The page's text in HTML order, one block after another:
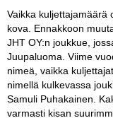
Vaikka kuljettajamäärä
kova. Ennakkoon
JHT OY:n joukkue,
Juupaluoma. Viime
nimeä, vaikka
nimellä kulkevassa
Samuli Puhakainen.
varmasti kisan